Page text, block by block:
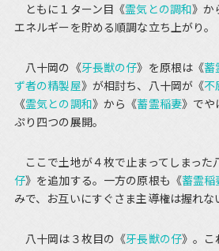
ともに１ターン目《霊気との調和》か
エネルギーを貯める順調な立ち上がり。
八十岡の《牙長獣の仔》を原根は《蓄
ず者の精製屋》が相討ち、八十岡が《不
《霊気との調和》から《蓄霊稲妻》でや
ぷり四つの展開。
ここで土地が４枚で止まってしまった
仔》を追加する。一方の原根も《蓄霊稲
みで、お互いにすぐさま主導権は握れな
八十岡は３枚目の《牙長獣の仔》。こ